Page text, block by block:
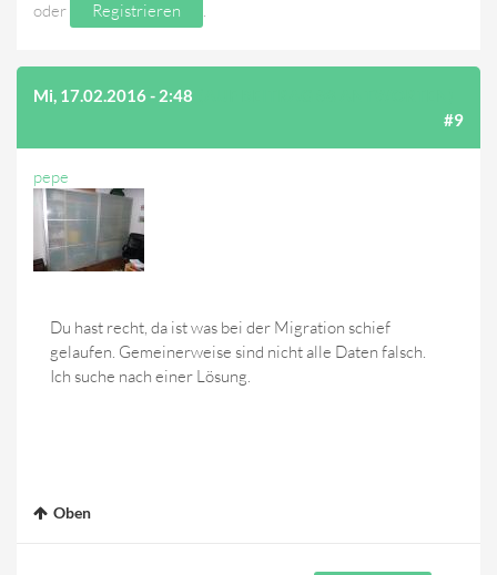
oder
Registrieren .
Mi, 17.02.2016 - 2:48
#9
pepe
Du hast recht, da ist was bei der Migration schief
gelaufen. Gemeinerweise sind nicht alle Daten falsch.
Ich suche nach einer Lösung.
Oben